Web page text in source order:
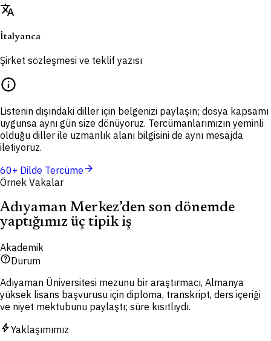
translate
İtalyanca
Şirket sözleşmesi ve teklif yazısı
info
Listenin dışındaki diller için belgenizi paylaşın; dosya kapsamı
uygunsa aynı gün size dönüyoruz. Tercümanlarımızın yeminli
olduğu diller ile uzmanlık alanı bilgisini de aynı mesajda
iletiyoruz.
60+ Dilde Tercüme arrow_forward
Örnek Vakalar
Adıyaman Merkez’den son dönemde
yaptığımız üç tipik iş
Akademik
help_outlineDurum
Adıyaman Üniversitesi mezunu bir araştırmacı, Almanya
yüksek lisans başvurusu için diploma, transkript, ders içeriği
ve niyet mektubunu paylaştı; süre kısıtlıydı.
boltYaklaşımımız